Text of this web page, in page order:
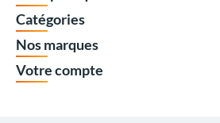
Catégories
Nos marques
Votre compte